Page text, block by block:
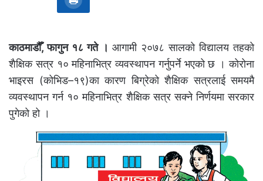
काठमाडौँ, फागुन १८ गते । आगामी २०७८ सालको विद्यालय तहको
शैक्षिक सत्र १० महिनाभित्र व्यवस्थापन गर्नुपर्ने भएको छ । कोरोना
भाइरस (कोभिड–१९)का कारण बिग्रेको शैक्षिक सत्रलाई समयमै
व्यवस्थापन गर्न १० महिनाभित्र शैक्षिक सत्र सक्ने निर्णयमा सरकार
पुगेको हो ।